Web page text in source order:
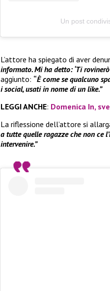
Un post
L’attore ha spiegato di aver
informato. Mi ha detto: ‘Ti
aggiunto: “È come se qualcuno
i social, usati in nome di un like.”
LEGGI ANCHE: Domenica In,
La riflessione dell’attore si
a tutte quelle ragazze che non ce
intervenire.”